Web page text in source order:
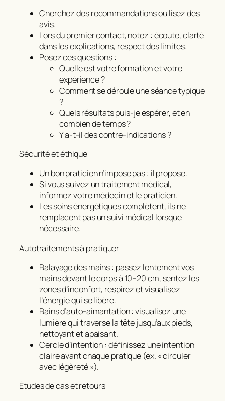
Cherchez des recommandations ou lisez des
avis.
Lors du premier contact, notez : écoute, clarté
dans les explications, respect des limites.
Posez ces questions :
Quelle est votre formation et votre
expérience ?
Comment se déroule une séance typique
?
Quels résultats puis-je espérer, et en
combien de temps ?
Y a-t-il des contre-indications ?
Sécurité et éthique
Un bon praticien n’impose pas : il propose.
Si vous suivez un traitement médical,
informez votre médecin et le praticien.
Les soins énergétiques complètent, ils ne
remplacent pas un suivi médical lorsque
nécessaire.
Autotraitements à pratiquer
Balayage des mains : passez lentement vos
mains devant le corps à 10–20 cm, sentez les
zones d’inconfort, respirez et visualisez
l’énergie qui se libère.
Bains d’auto-aimantation : visualisez une
lumière qui traverse la tête jusqu’aux pieds,
nettoyant et apaisant.
Cercle d’intention : définissez une intention
claire avant chaque pratique (ex. « circuler
avec légèreté »).
Études de cas et retours